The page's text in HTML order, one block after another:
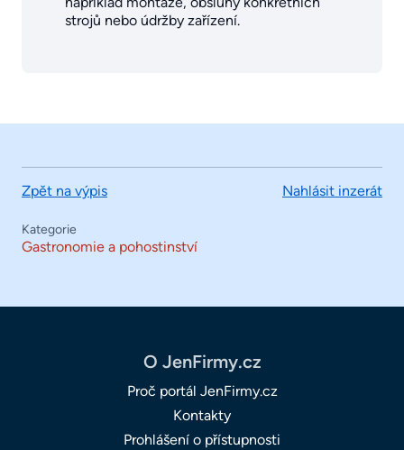
strojů nebo údržby zařízení.
Zpět na výpis Nahlásit inzerát
Kategorie
Gastronomie a pohostinství
O JenFirmy.cz
Proč portál JenFirmy.cz
Kontakty
Prohlášení o přístupnosti